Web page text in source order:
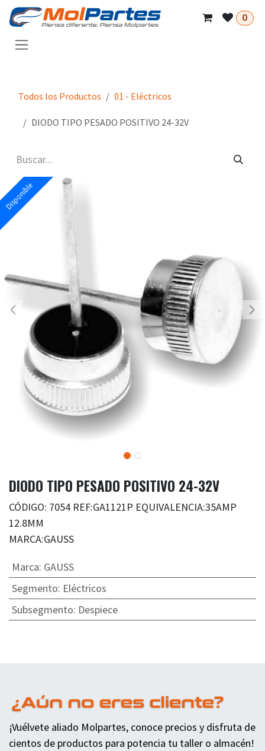
Ir al contenido
0
Todos los Productos 01 - Eléctricos
DIODO TIPO PESADO POSITIVO 24-32V
Disponible
Disponible
DIODO TIPO PESADO POSITIVO 24-32V
CÓDIGO: 7054 REF:GA1121P EQUIVALENCIA:35AMP
12.8MM
MARCA:GAUSS
Marca: GAUSS
Segmento: Eléctricos
Subsegmento: Despiece
¡Vuélvete aliado Molpartes, conoce precios y disfruta de
cientos de productos para potencia tu taller o almacén!